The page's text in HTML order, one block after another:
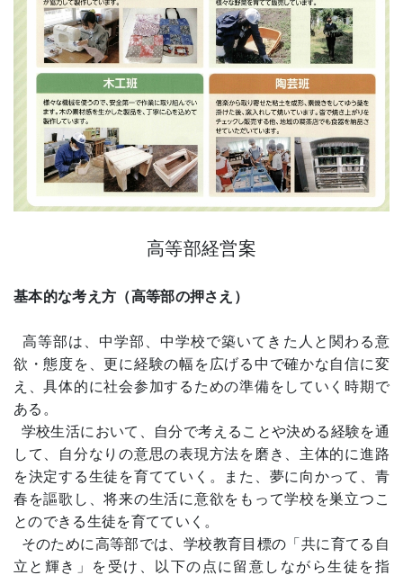
高等部経営案
基本的な考え方（高等部の押さえ）
高等部は、中学部、中学校で築いてきた人と関わる意
欲・態度を、更に経験の幅を広げる中で確かな自信に変
え、具体的に社会参加するための準備をしていく時期で
ある。
学校生活において、自分で考えることや決める経験を通
して、自分なりの意思の表現方法を磨き、主体的に進路
を決定する生徒を育てていく。また、夢に向かって、青
春を謳歌し、将来の生活に意欲をもって学校を巣立つこ
とのできる生徒を育てていく。
そのために高等部では、学校教育目標の「共に育てる自
立と輝き」を受け、以下の点に留意しながら生徒を指